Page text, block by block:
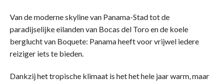
Van de moderne skyline van Panama-Stad tot de
paradijselijke eilanden van Bocas del Toro en de koele
berglucht van Boquete: Panama heeft voor vrijwel iedere
reiziger iets te bieden.
Dankzij het tropische klimaat is het het hele jaar warm, maar